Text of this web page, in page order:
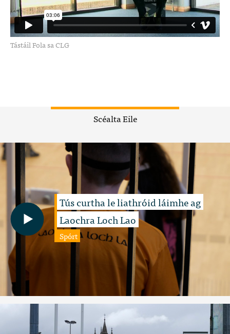
Tástáil Fola sa CLG
Scéalta Eile
Tús curtha le liathróid láimhe ag
Laochra Loch Lao
Spórt